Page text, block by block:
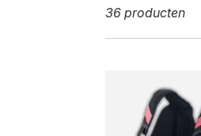
36 producten